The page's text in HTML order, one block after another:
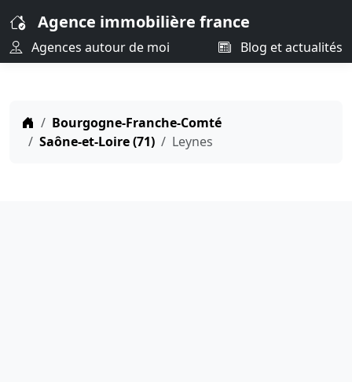
Agence immobilière france
Agences autour de moi Blog et actualités
Bourgogne-Franche-Comté
Saône-et-Loire (71)
Leynes